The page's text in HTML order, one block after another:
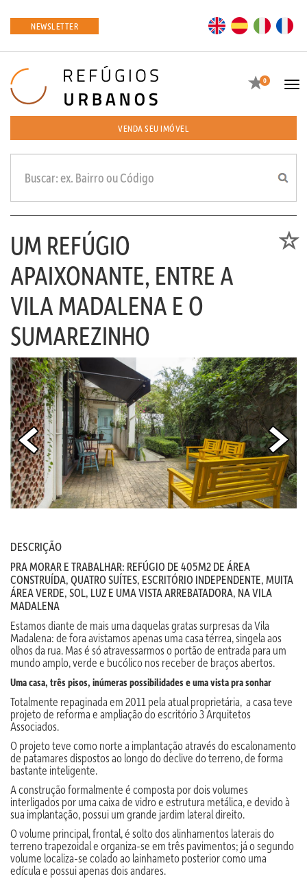
NEWSLETTER EN ES
Favoritos
0
VENDA SEU IMÓVEL
UM REFÚGIO
APAIXONANTE, ENTRE A
VILA MADALENA E O
SUMAREZINHO
DESCRIÇÃO
PRA MORAR E TRABALHAR: REFÚGIO DE 405M2 DE ÁREA
CONSTRUÍDA, QUATRO SUÍTES, ESCRITÓRIO INDEPENDENTE, MUITA
ÁREA VERDE, SOL, LUZ E UMA VISTA ARREBATADORA, NA VILA
MADALENA
Estamos diante de mais uma daquelas gratas surpresas da Vila
Madalena: de fora avistamos apenas uma casa térrea, singela aos
olhos da rua. Mas é só atravessarmos o portão de entrada para um
mundo amplo, verde e bucólico nos receber de braços abertos.
Uma casa, três pisos, inúmeras possibilidades e uma vista pra sonhar
Totalmente repaginada em 2011 pela atual proprietária, a casa teve
projeto de reforma e ampliação do escritório 3 Arquitetos
Associados.
O projeto teve como norte a implantação através do escalonamento
de patamares dispostos ao longo do declive do terreno, de forma
bastante inteligente.
A construção formalmente é composta por dois volumes
interligados por uma caixa de vidro e estrutura metálica, e devido à
sua implantação, possui um grande jardim lateral direito.
O volume principal, frontal, é solto dos alinhamentos laterais do
terreno trapezoidal e organiza-se em três pavimentos; já o segundo
volume localiza-se colado ao lainhameto posterior como uma
edícula e possui apenas dois andares.